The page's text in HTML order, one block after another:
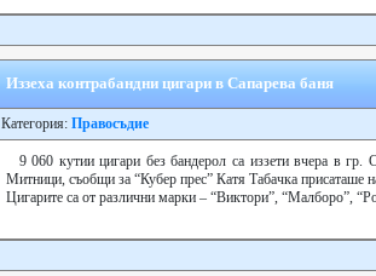
Иззеха контрабандни цигари в Сапарева баня
Категория: Правосъдие
9 060 кутии цигари без бандерол са иззети вчера в
Митници, съобщи за “Кубер прес” Катя Табачка присаташе
Цигарите са от различни марки – “Виктори”, “Малборо”,